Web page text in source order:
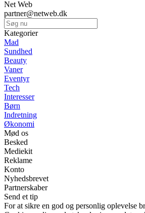
Net Web
partner@netweb.dk
Kategorier
Mad
Sundhed
Beauty
Vaner
Eventyr
Tech
Interesser
Børn
Indretning
Økonomi
Mød os
Besked
Mediekit
Reklame
Konto
Nyhedsbrevet
Partnerskaber
Send et tip
For at sikre en god og personlig oplevelse